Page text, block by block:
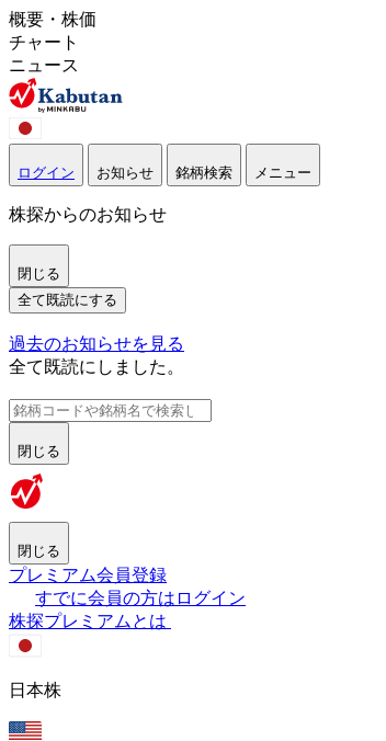
概要・株価
チャート
ニュース
ログイン お知らせ 銘柄検索 メニュー
株探からのお知らせ
閉じる
全て既読にする
過去のお知らせを見る
全て既読にしました。
閉じる
閉じる
プレミアム会員登録
すでに会員の方はログイン
株探プレミアムとは
日本株